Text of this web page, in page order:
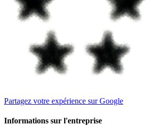
Partagez votre expérience sur Google
Informations sur l'entreprise